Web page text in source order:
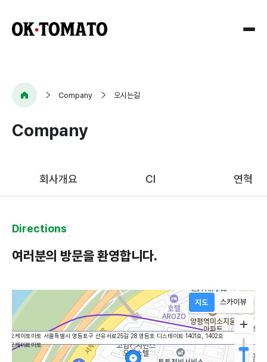
Company
회사개요
연혁
Research
AI
솔루션
아키텍처
Solution
AI
Company 오시는길
Company
회사개요 CI 연혁
Directions
여러분의 방문을 환영합니다.
오케이토마토 서울특별시 영등포구 선유서로25길 28 영등포 디스테이트 1401호, 1402호
오케이토마토